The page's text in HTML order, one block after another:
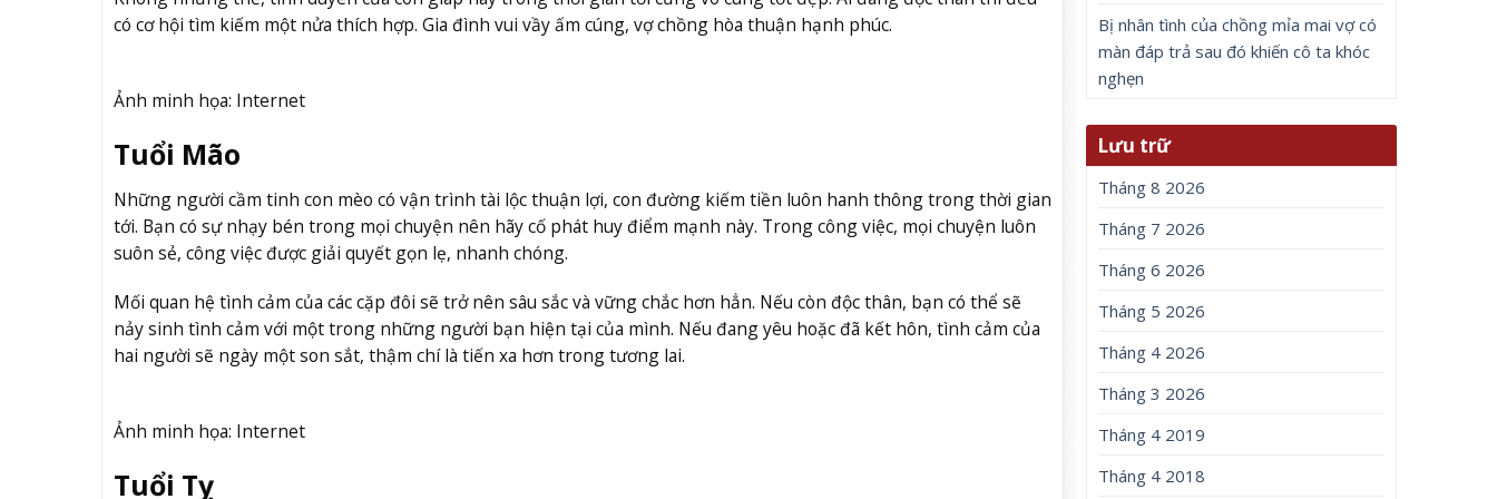
có cơ hội tìm kiếm một nửa thích hợp. Gia đình vui vầy ấm cúng, vợ chồng hòa thuận hạnh phúc.
Ảnh minh họa: Internet
Tuổi Mão
Những người cầm tinh con mèo có vận trình tài lộc thuận lợi, con đường kiếm tiền luôn hanh thông trong thời gian
tới. Bạn có sự nhạy bén trong mọi chuyện nên hãy cố phát huy điểm mạnh này. Trong công việc, mọi chuyện luôn
suôn sẻ, công việc được giải quyết gọn lẹ, nhanh chóng.
Mối quan hệ tình cảm của các cặp đôi sẽ trở nên sâu sắc và vững chắc hơn hẳn. Nếu còn độc thân, bạn có thể sẽ
nảy sinh tình cảm với một trong những người bạn hiện tại của mình. Nếu đang yêu hoặc đã kết hôn, tình cảm của
hai người sẽ ngày một son sắt, thậm chí là tiến xa hơn trong tương lai.
Ảnh minh họa: Internet
Tuổi Tỵ
Bị nhân tình của chồng mỉa mai vợ có
màn đáp trả sau đó khiến cô ta khóc
nghẹn
Lưu trữ
Tháng 8 2026
Tháng 7 2026
Tháng 6 2026
Tháng 5 2026
Tháng 4 2026
Tháng 3 2026
Tháng 4 2019
Tháng 4 2018